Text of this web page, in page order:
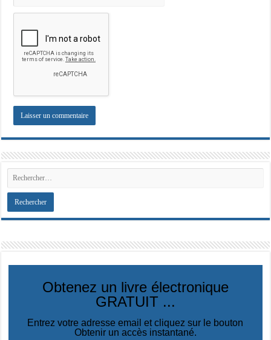
Obtenez un livre électronique
GRATUIT ...
Entrez votre adresse email et cliquez sur le bouton
Obtenir un accès instantané.